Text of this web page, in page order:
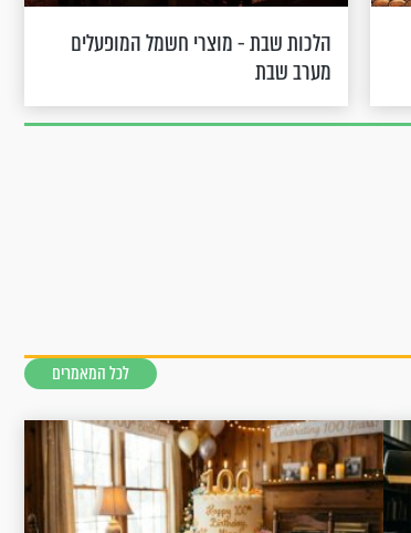
הלכות שבת - מוצרי חשמל המופעלים
מערב שבת
לכל המאמרים